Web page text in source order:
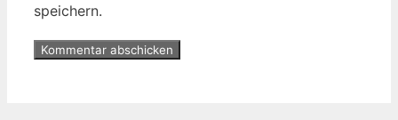
speichern.